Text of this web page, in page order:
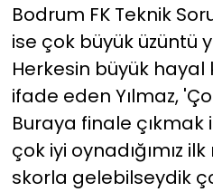
Bodrum FK Teknik
ise çok büyük üzüntü
Herkesin büyük hayal
ifade eden Yılmaz,
Buraya finale çıkmak
çok iyi oynadığımız
skorla gelebilseydik